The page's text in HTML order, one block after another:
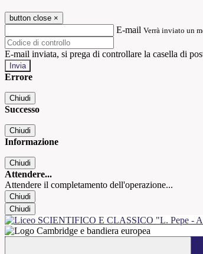
button close ×
E-mail Verrà inviato un
E-mail inviata, si prega di controllare la casella di
Errore
Chiudi
Successo
Chiudi
Informazione
Chiudi
Attendere...
Attendere il completamento dell'operazione...
Chiudi
Chiudi